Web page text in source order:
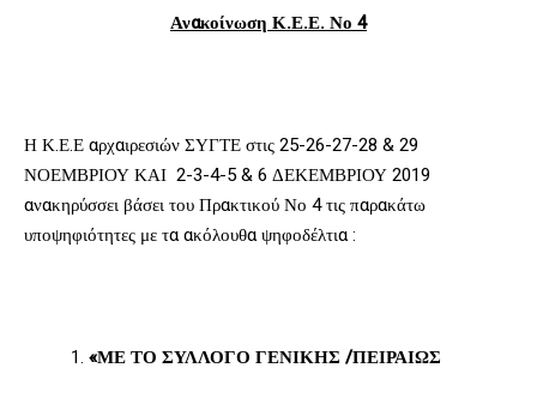
Ανακοίνωση Κ.Ε.Ε. Νο 4
Η Κ.Ε.Ε αρχαιρεσιών ΣΥΓΤΕ στις 25-26-27-28 & 29
ΝΟΕΜΒΡΙΟΥ ΚΑΙ 2-3-4-5 & 6 ΔΕΚΕΜΒΡΙΟΥ 2019
ανακηρύσσει βάσει του Πρακτικού Νο 4 τις παρακάτω
υποψηφιότητες με τα ακόλουθα ψηφοδέλτια :
«ΜΕ ΤΟ ΣΥΛΛΟΓΟ ΓΕΝΙΚΗΣ /ΠΕΙΡΑΙΩΣ